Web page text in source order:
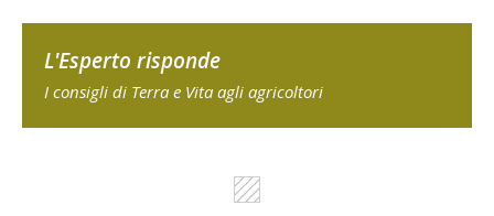
L'Esperto risponde
I consigli di Terra e Vita agli agricoltori